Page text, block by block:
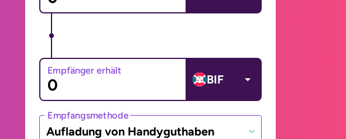
Empfänger erhält
BIF
Empfangsmethode
Aufladung von Handyguthaben